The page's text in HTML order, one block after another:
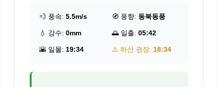
💨 풍속: 5.5m/s 🧭 풍향: 동북동풍
💧 강수: 0mm 🌅 일출: 05:42
🌇 일몰: 19:34 ⚠️ 하산 권장: 18:34